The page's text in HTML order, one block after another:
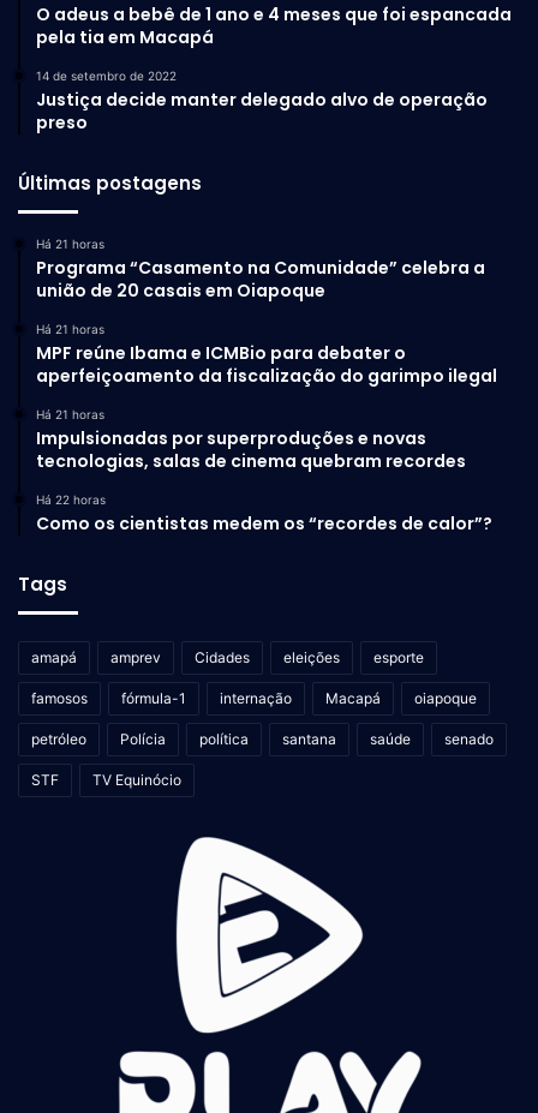
O adeus a bebê de 1 ano e 4 meses que foi espancada
pela tia em Macapá
14 de setembro de 2022
Justiça decide manter delegado alvo de operação
preso
Últimas postagens
Há 21 horas
Programa “Casamento na Comunidade” celebra a
união de 20 casais em Oiapoque
Há 21 horas
MPF reúne Ibama e ICMBio para debater o
aperfeiçoamento da fiscalização do garimpo ilegal
Há 21 horas
Impulsionadas por superproduções e novas
tecnologias, salas de cinema quebram recordes
Há 22 horas
Como os cientistas medem os “recordes de calor”?
Tags
amapá amprev Cidades eleições esporte
famosos fórmula-1 internação Macapá oiapoque
petróleo Polícia política santana saúde senado
STF TV Equinócio